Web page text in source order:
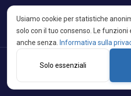
Colosseum at Night · Made with ♥
EN
DE ES FR IT
Usiamo cookie per statistiche
solo con il tuo consenso. Le
anche senza.
Informativa sulla
Solo essenziali